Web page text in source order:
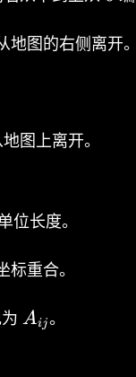
图的右侧离开。
图上离开。
位长度。
标重合。
A_{i
Aij。